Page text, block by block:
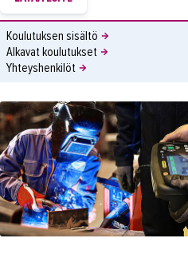
Koulutuksen sisältö
Alkavat koulutukset
Yhteyshenkilöt